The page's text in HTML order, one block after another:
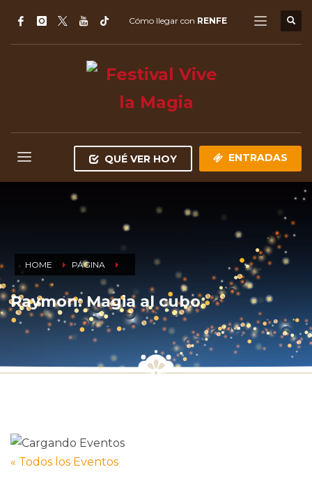
Cómo llegar con RENFE
QUÉ VER HOY ENTRADAS
HOME PÁGINA
Raymon: Magia al cubo
« Todos los Eventos